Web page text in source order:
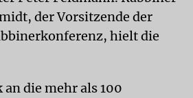
der Vorsitzende der
hielt die
an die mehr als 100